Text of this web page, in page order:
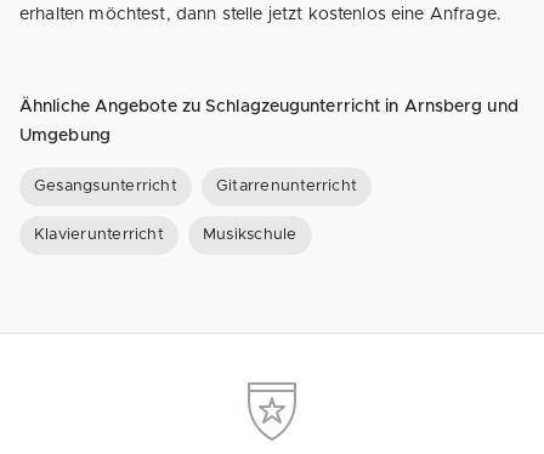
erhalten möchtest, dann stelle jetzt kostenlos eine Anfrage.
Ähnliche Angebote zu Schlagzeugunterricht in Arnsberg und
Umgebung
Gesangsunterricht Gitarrenunterricht
Klavierunterricht Musikschule